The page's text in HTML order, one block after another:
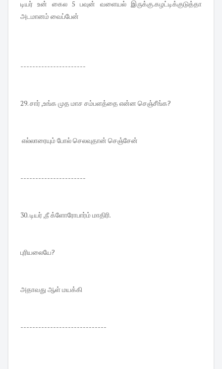
டியர் உன் கைல 5 பவுன் வளையல் இருக்கு.கழட்டிக்குடுத்தா
அடமானம் வைப்பேன்
----------------------
29. சார் ,உங்க முத மாச சம்பளத்தை என்ன செஞ்சீங்க?
எல்லாரையும் போல் செலவுதான் செஞ்சேன்
----------------------
30. டியர் ,நீ க்ளோரோபார்ம் மாதிரி.
புரியலையே?
அதாவது ஆள் மயக்கி
-----------------------------